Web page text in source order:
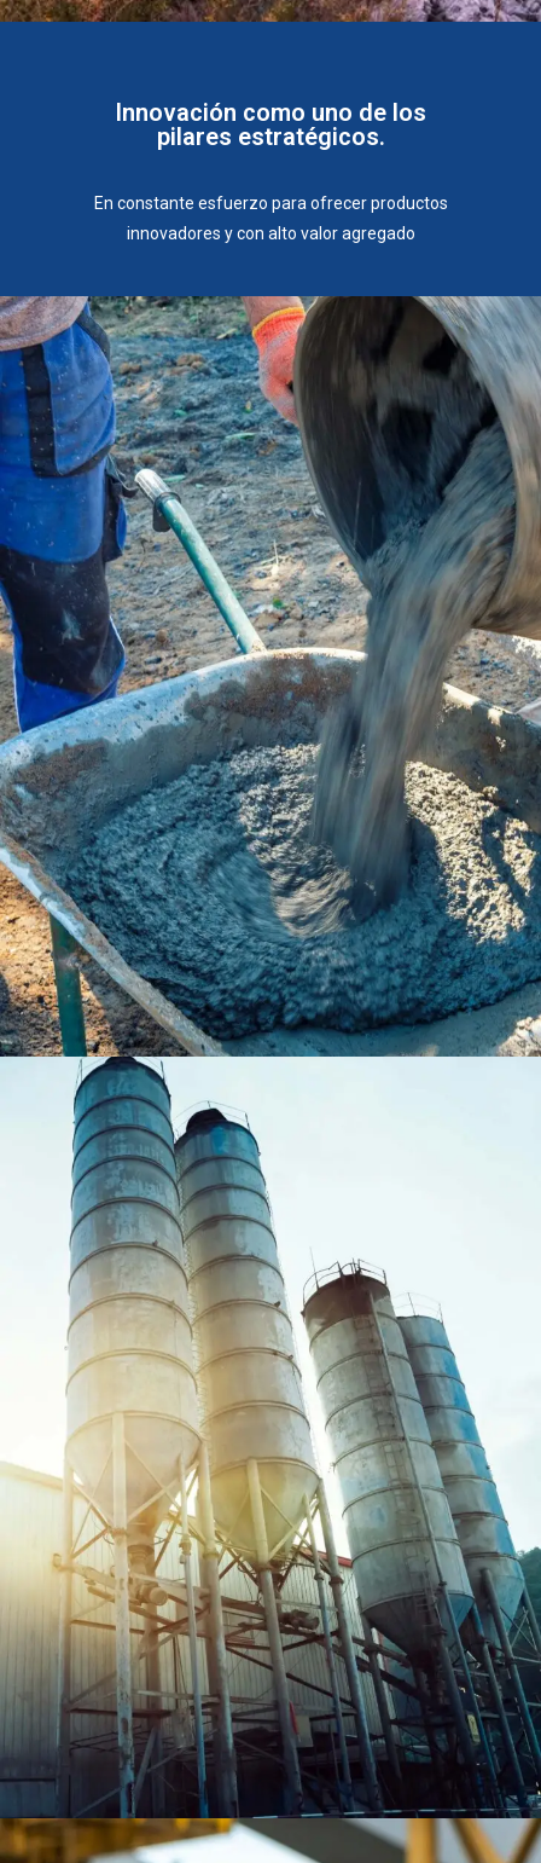
Innovación como uno de los
pilares estratégicos.
En constante esfuerzo para ofrecer productos
innovadores y con alto valor agregado